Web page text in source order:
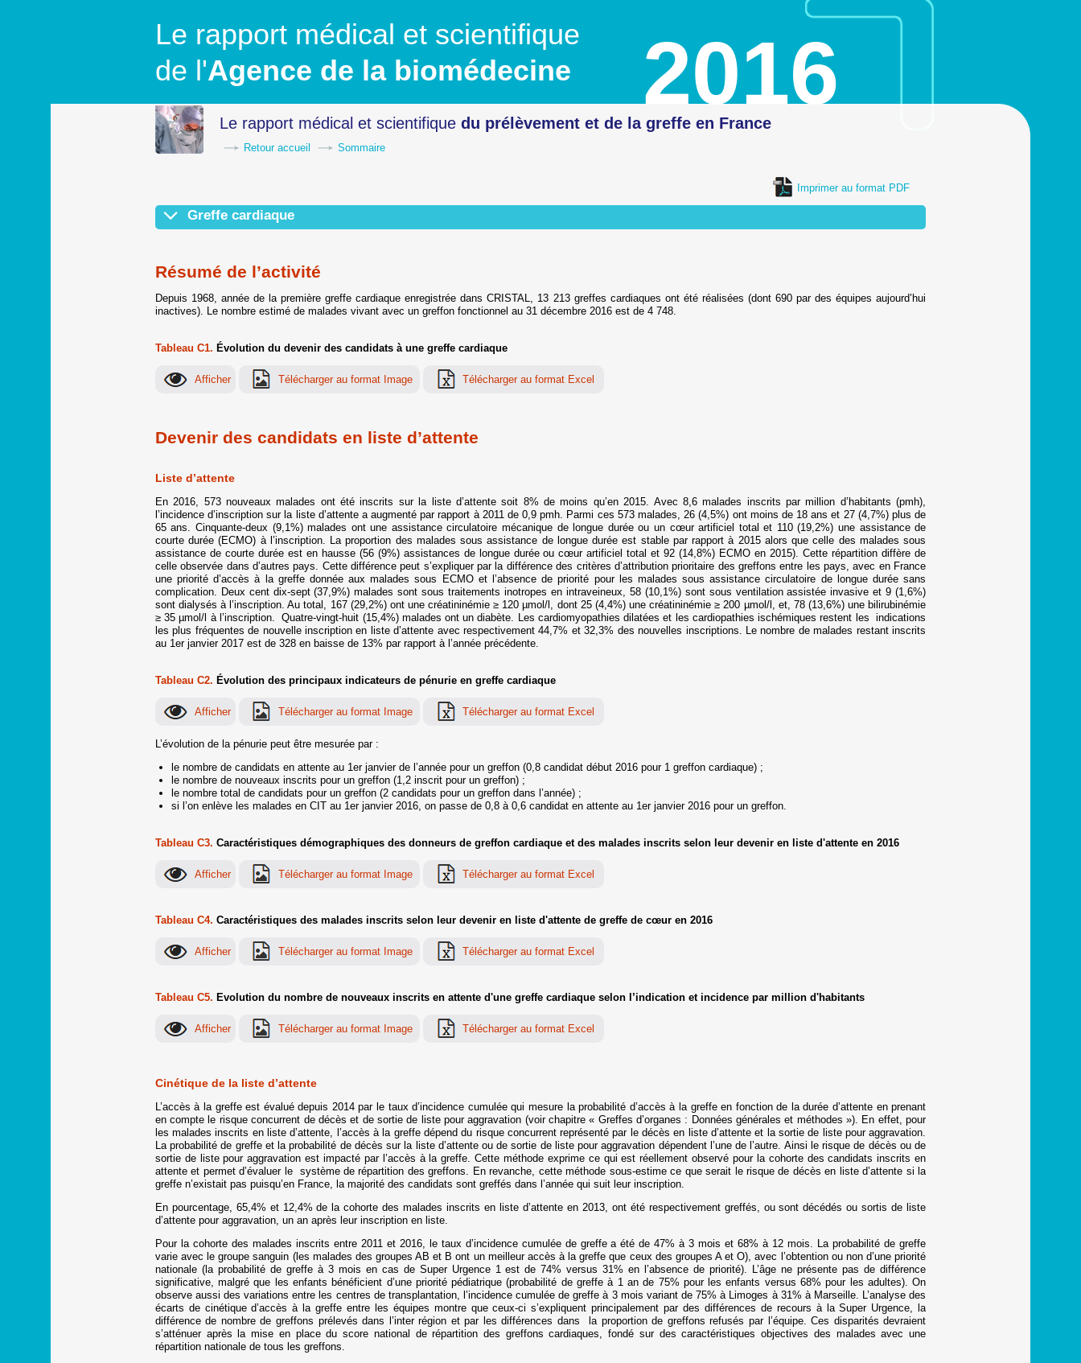
Le rapport médical et scientifique
de l'Agence de la biomédecine 2016
Le rapport médical et scientifique du prélèvementet de la greffe en France
Retour accueil Sommaire
Imprimer au format PDF
Greffe cardiaque
Résumé de l’activité
Depuis 1968, année de la première greffe cardiaque enregistrée dans CRISTAL, 13 213 greffes cardiaques ont été réalisées (dont 690 par des équipes aujourd’hui
inactives). Le nombre estimé de malades vivant avec un greffon fonctionnel au 31 décembre 2016 est de 4 748.
Tableau C1. Évolution du devenir des candidats à une greffe cardiaque
Devenir des candidats en liste d’attente
Liste d’attente
En 2016, 573 nouveaux malades ont été inscrits sur la liste d’attente soit 8% de moins qu’en 2015. Avec 8,6 malades inscrits par million d’habitants (pmh),
l’incidence d’inscription sur la liste d’attente a augmenté par rapport à 2011 de 0,9 pmh. Parmi ces 573 malades, 26 (4,5%) ont moins de 18 ans et 27 (4,7%) plus de
65 ans. Cinquante-deux (9,1%) malades ont une assistance circulatoire mécanique de longue durée ou un cœur artificiel total et 110 (19,2%) une assistance de
courte durée (ECMO) à l’inscription. La proportion des malades sous assistance de longue durée est stable par rapport à 2015 alors que celle des malades sous
assistance de courte durée est en hausse (56 (9%) assistances de longue durée ou cœur artificiel total et 92 (14,8%) ECMO en 2015). Cette répartition diffère de
celle observée dans d’autres pays. Cette différence peut s’expliquer par la différence des critères d’attribution prioritaire des greffons entre les pays, avec en France
une priorité d’accès à la greffe donnée aux malades sous ECMO et l’absence de priorité pour les malades sous assistance circulatoire de longue durée sans
complication. Deux cent dix-sept (37,9%) malades sont sous traitements inotropes en intraveineux, 58 (10,1%) sont sous ventilation assistée invasive et 9 (1,6%)
sont dialysés à l’inscription. Au total, 167 (29,2%) ont une créatininémie ≥ 120 µmol/l, dont 25 (4,4%) une créatininémie ≥ 200 µmol/l, et, 78 (13,6%) une bilirubinémie
≥ 35 µmol/l à l’inscription. Quatre-vingt-huit (15,4%) malades ont un diabète. Les cardiomyopathies dilatées et les cardiopathies ischémiques restent les indications
les plus fréquentes de nouvelle inscription en liste d’attente avec respectivement 44,7% et 32,3% des nouvelles inscriptions. Le nombre de malades restant inscrits
au 1er janvier 2017 est de 328 en baisse de 13% par rapport à l’année précédente.
Tableau C2. Évolution des principaux indicateurs de pénurie en greffe cardiaque
L’évolution de la pénurie peut être mesurée par :
le nombre de candidats en attente au 1er janvier de l’année pour un greffon (0,8 candidat début 2016 pour 1 greffon cardiaque) ;
le nombre de nouveaux inscrits pour un greffon (1,2 inscrit pour un greffon) ;
le nombre total de candidats pour un greffon (2 candidats pour un greffon dans l’année) ;
si l’on enlève les malades en CIT au 1er janvier 2016, on passe de 0,8 à 0,6 candidat en attente au 1er janvier 2016 pour un greffon.
Tableau C3. Caractéristiques démographiques des donneurs de greffon cardiaque et des malades inscrits selon leur devenir en liste d'attente en 2016
Tableau C4. Caractéristiques des malades inscrits selon leur devenir en liste d'attente de greffe de cœur en 2016
Tableau C5. Evolution du nombre de nouveaux inscrits en attente d'une greffe cardiaque selon l’indication et incidence par million d'habitants
Cinétique de la liste d’attente
L’accès à la greffe est évalué depuis 2014 par le taux d’incidence cumulée qui mesure la probabilité d’accès à la greffe en fonction de la durée d’attente en prenant
en compte le risque concurrent de décès et de sortie de liste pour aggravation (voir chapitre « Greffes d’organes : Données générales et méthodes »). En effet, pour
les malades inscrits en liste d’attente, l’accès à la greffe dépend du risque concurrent représenté par le décès en liste d’attente et la sortie de liste pour aggravation.
La probabilité de greffe et la probabilité de décès sur la liste d’attente ou de sortie de liste pour aggravation dépendent l’une de l’autre. Ainsi le risque de décès ou de
sortie de liste pour aggravation est impacté par l’accès à la greffe. Cette méthode exprime ce qui est réellement observé pour la cohorte des candidats inscrits en
attente et permet d’évaluer le système de répartition des greffons. En revanche, cette méthode sous-estime ce que serait le risque de décès en liste d’attente si la
greffe n’existait pas puisqu’en France, la majorité des candidats sont greffés dans l’année qui suit leur inscription.
En pourcentage, 65,4% et 12,4% de la cohorte des malades inscrits en liste d’attente en 2013, ont été respectivement greffés, ou sont décédés ou sortis de liste
d’attente pour aggravation, un an après leur inscription en liste.
Pour la cohorte des malades inscrits entre 2011 et 2016, le taux d’incidence cumulée de greffe a été de 47% à 3 mois et 68% à 12 mois. La probabilité de greffe
varie avec le groupe sanguin (les malades des groupes AB et B ont un meilleur accès à la greffe que ceux des groupes A et O), avec l’obtention ou non d’une priorité
nationale (la probabilité de greffe à 3 mois en cas de Super Urgence 1 est de 74% versus 31% en l’absence de priorité). L’âge ne présente pas de différence
significative, malgré que les enfants bénéficient d’une priorité pédiatrique (probabilité de greffe à 1 an de 75% pour les enfants versus 68% pour les adultes). On
observe aussi des variations entre les centres de transplantation, l’incidence cumulée de greffe à 3 mois variant de 75% à Limoges à 31% à Marseille. L’analyse des
écarts de cinétique d’accès à la greffe entre les équipes montre que ceux-ci s’expliquent principalement par des différences de recours à la Super Urgence, la
différence de nombre de greffons prélevés dans l’inter région et par les différences dans la proportion de greffons refusés par l’équipe. Ces disparités devraient
s’atténuer après la mise en place du score national de répartition des greffons cardiaques, fondé sur des caractéristiques objectives des malades avec une
répartition nationale de tous les greffons.